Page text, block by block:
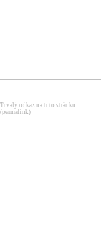
Trvalý odkaz na tuto stránku
(permalink)